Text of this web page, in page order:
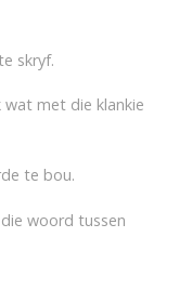
skryf.
met die klankie
te bou.
woord tussen